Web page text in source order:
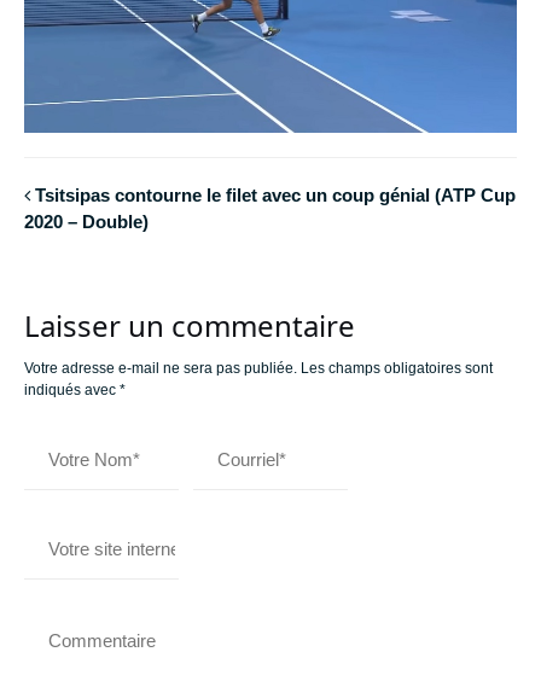
Tsitsipas contourne le filet avec un coup génial (ATP Cup
2020 – Double)
Laisser un commentaire
Votre adresse e-mail ne sera pas publiée. Les champs obligatoires sont
indiqués avec *